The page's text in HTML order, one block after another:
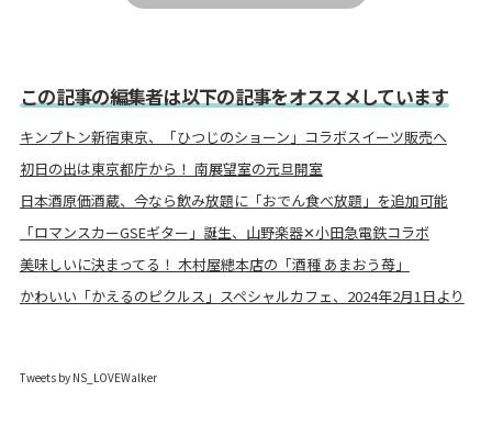
この記事の編集者は以下の記事をオススメしています
キンプトン新宿東京、「ひつじのショーン」コラボスイーツ販売へ
初日の出は東京都庁から！ 南展望室の元旦開室
日本酒原価酒蔵、今なら飲み放題に「おでん食べ放題」を追加可能
「ロマンスカーGSEギター」誕生、山野楽器✕小田急電鉄コラボ
美味しいに決まってる！ 木村屋總本店の「酒種 あまおう苺」
かわいい「かえるのピクルス」スペシャルカフェ、2024年2月1日より
Tweets by NS_LOVEWalker